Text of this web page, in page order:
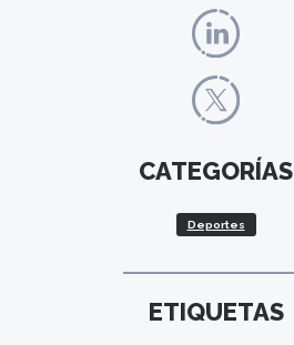
CATEGORÍAS
Deportes
ETIQUETAS